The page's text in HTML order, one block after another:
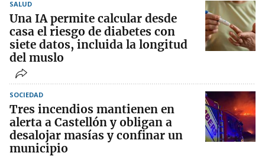
SALUD
Una IA permite calcular desde
casa el riesgo de diabetes con
siete datos, incluida la longitud
del muslo
SOCIEDAD
Tres incendios mantienen en
alerta a Castellón y obligan a
desalojar masías y confinar un
municipio